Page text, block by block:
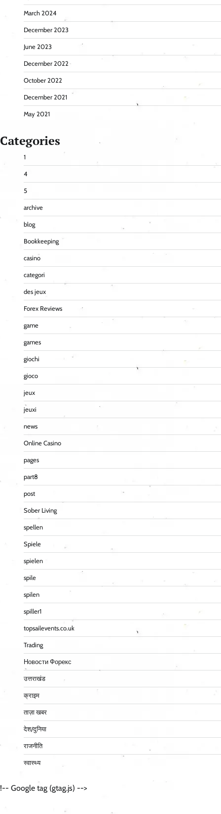
March 2024
December 2023
June 2023
December 2022
October 2022
December 2021
May 2021
Categories
1
4
5
archive
blog
Bookkeeping
casino
categori
des jeux
Forex Reviews
game
games
giochi
gioco
jeux
jeuxi
news
Online Casino
pages
part8
post
Sober Living
spellen
Spiele
spielen
spile
spilen
spiller1
topsailevents.co.uk
Trading
Новости Форекс
उत्तराखंड
क्राइम
ताज़ा खबर
देश/दुनिया
राजनीति
स्वास्थ्य
!-- Google tag (gtag.js) -->